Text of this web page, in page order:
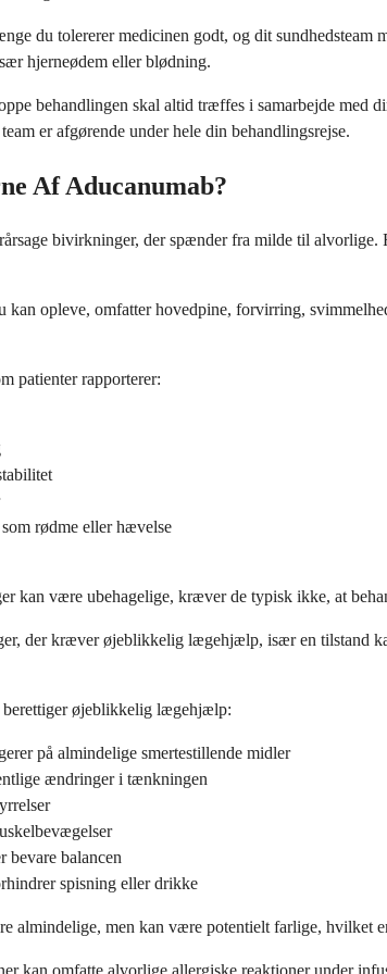
du tolererer medicinen godt, og dit sundhedsteam
hjerneødem eller blødning.
behandlingen skal altid træffes i samarbejde med
er afgørende under hele din behandlingsrejse.
Af Aducanumab?
bivirkninger, der spænder fra milde til
opleve, omfatter hovedpine, forvirring,
patienter rapporterer:
rødme eller hævelse
kan være ubehagelige, kræver de typisk ikke, at
der kræver øjeblikkelig lægehjælp, især en tilstand
øjeblikkelig lægehjælp:
på almindelige smertestillende midler
ændringer i tænkningen
bevare balancen
spisning eller drikke
almindelige, men kan være potentielt farlige, hvilket
kan omfatte alvorlige allergiske reaktioner under